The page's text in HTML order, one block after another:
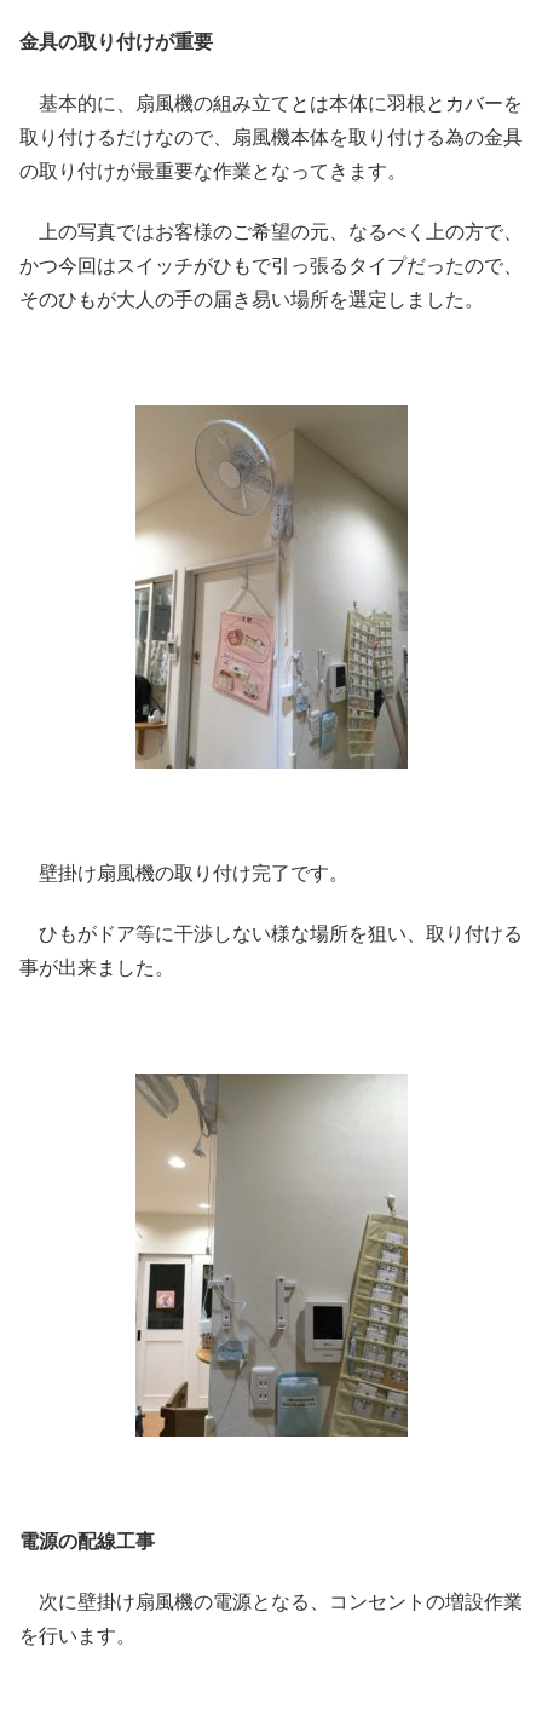
金具の取り付けが重要
基本的に、扇風機の組み立てとは本体に羽根とカバーを
取り付けるだけなので、扇風機本体を取り付ける為の金具
の取り付けが最重要な作業となってきます。
上の写真ではお客様のご希望の元、なるべく上の方で、
かつ今回はスイッチがひもで引っ張るタイプだったので、
そのひもが大人の手の届き易い場所を選定しました。
壁掛け扇風機の取り付け完了です。
ひもがドア等に干渉しない様な場所を狙い、取り付ける
事が出来ました。
電源の配線工事
次に壁掛け扇風機の電源となる、コンセントの増設作業
を行います。